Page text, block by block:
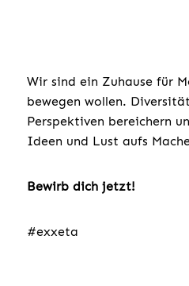
Wir sind ein Zuhause für
bewegen wollen.
Perspektiven bereichern
Ideen und Lust aufs
Bewirb dich jetzt!
#exxeta